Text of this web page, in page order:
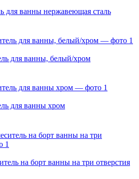
для ванны нержавеющая сталь
для ванны, белый/хром
для ванны хром
на борт ванны на три отверстия